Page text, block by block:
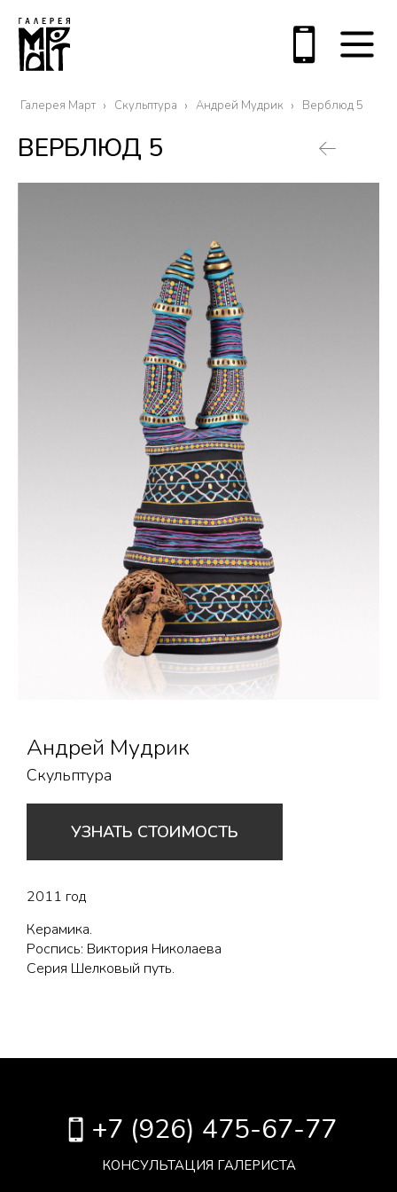
Галерея Март Скульптура Андрей Мудрик Верблюд 5
ВЕРБЛЮД 5
Андрей Мудрик
Скульптура
УЗНАТЬ СТОИМОСТЬ
2011 год
Керамика.
Роспись: Виктория Николаева
Серия Шелковый путь.
+7 (926) 475-67-77
КОНСУЛЬТАЦИЯ ГАЛЕРИСТА